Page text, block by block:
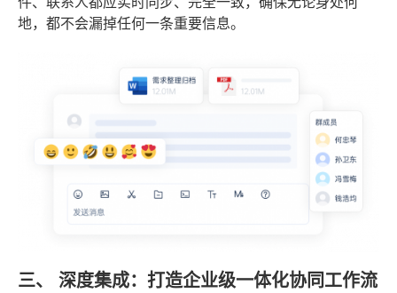
地，都不会漏掉任何一条重要信息。
三、 深度集成：打造企业级一体化协同工作流